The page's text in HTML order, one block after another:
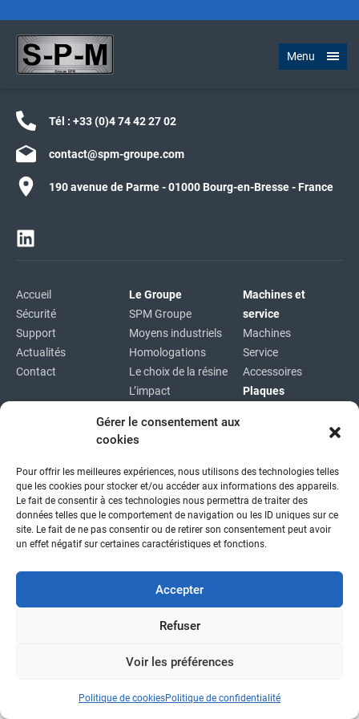
Gérer le consentement aux
cookies
Pour offrir les meilleures expériences, nous utilisons des technologies telles
que les cookies pour stocker et/ou accéder aux informations des appareils.
Le fait de consentir à ces technologies nous permettra de traiter des
données telles que le comportement de navigation ou les ID uniques sur ce
site. Le fait de ne pas consentir ou de retirer son consentement peut avoir
un effet négatif sur certaines caractéristiques et fonctions.
Accepter
Refuser
Voir les préférences
Politique de cookiesPolitique de confidentialité
Menu
Tél : +33 (0)4 74 42 27 02
contact@spm-groupe.com
190 avenue de Parme - 01000 Bourg-en-Bresse - France
Accueil
Sécurité
Support
Actualités
Contact
Le Groupe
SPM Groupe
Moyens industriels
Homologations
Le choix de la résine
L’impact
Machines et
service
Machines
Service
Accessoires
Plaques
Plan du site
Copyright © 2026|Mentions légales|Confidentialité|
fait avec
par l'agence idcom